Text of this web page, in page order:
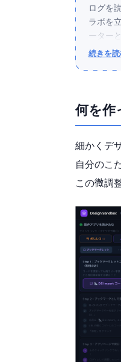
ログを
ラボを
ーター
デザイ
それで
同じよ
続きを
何を作
細かくデ
自分のこ
この微調